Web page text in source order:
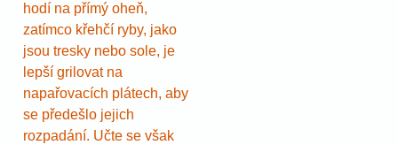
hodí na přímý oheň,
zatímco křehčí ryby, jako
jsou tresky nebo sole, je
lepší grilovat na
napařovacích plátech, aby
se předešlo jejich
rozpadání. Učte se však